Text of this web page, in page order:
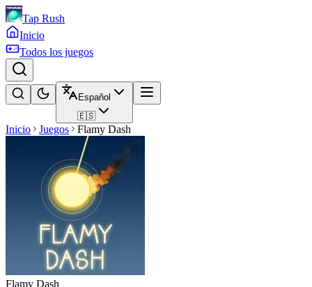
Tap Rush
Inicio
Todos los juegos
Español
🇪🇸
Inicio Juegos Flamy Dash
Flamy Dash